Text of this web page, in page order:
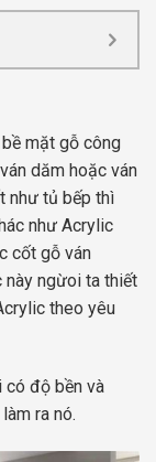
mặt gỗ công
dăm hoặc ván
như tủ bếp thì
như Acrylic
cốt gỗ ván
ngừoi ta thiết
theo yêu
có độ bền và
ra nó.